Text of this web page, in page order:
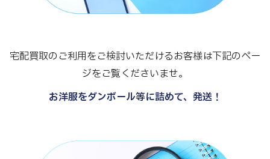
宅配買取のご利用をご検討いただけるお客様は下記のペー
ジをご覧くださいませ。
お洋服をダンボール等に詰めて、発送！